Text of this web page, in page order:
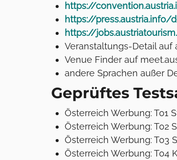
https://
https://press.austria.info/
https://
Veranstaltungs-Detail auf
Venue Finder auf
andere Sprachen außer
Geprüftes
Österreich Werbung: T01
Österreich Werbung: T02
Österreich Werbung: T03
Österreich Werbung: T04